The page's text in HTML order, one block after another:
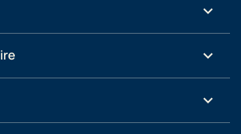
keyboard_arrow_down
keyboard_arrow_down
keyboard_arrow_down